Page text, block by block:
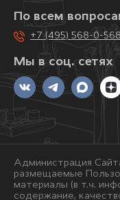
Мы в соц. сетях
По всем
+7 (495) 568-0-568
Администрация
размещаемые
материалы (в т.ч.
содержание,